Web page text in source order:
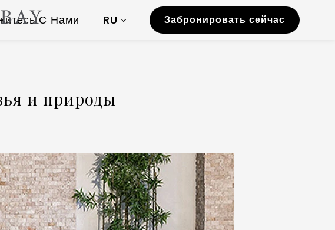
С Нами RU Забронировать сейчас
и природы